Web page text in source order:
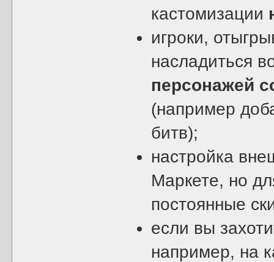
кастомизации
игроки,
насладиться
персонажей
(например
битв);
настройка
Маркете, но
постоянные
если вы
например, на